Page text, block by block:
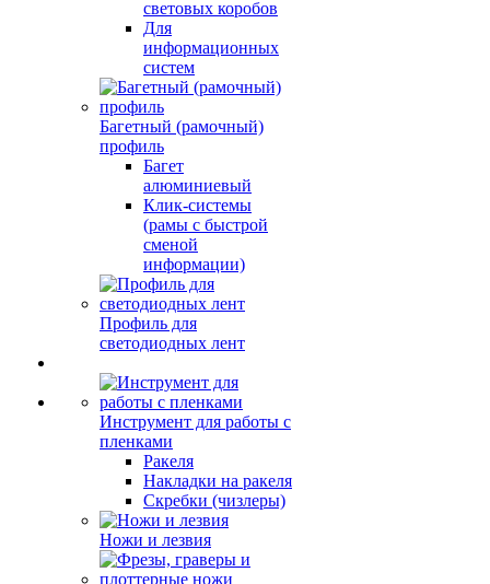
световых коробов
Для
информационных
систем
Багетный (рамочный)
профиль
Багет
алюминиевый
Клик-системы
(рамы с быстрой
сменой
информации)
Профиль для
светодиодных лент
Инструмент для работы с
пленками
Ракеля
Накладки на ракеля
Скребки (чизлеры)
Ножи и лезвия